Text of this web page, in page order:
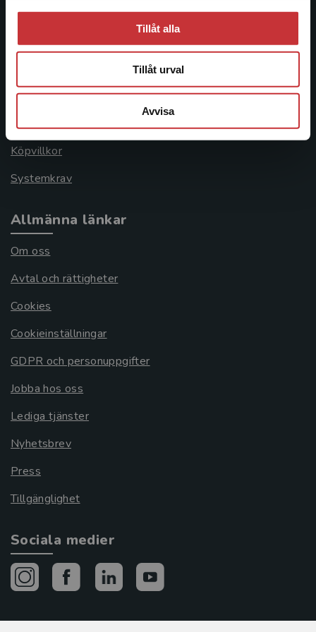
Tillåt alla
Tillåt urval
Avvisa
046-31 21 00
Frågor och svar
Köpvillkor
Systemkrav
Allmänna länkar
Om oss
Avtal och rättigheter
Cookies
Cookieinställningar
GDPR och personuppgifter
Jobba hos oss
Lediga tjänster
Nyhetsbrev
Press
Tillgänglighet
Sociala medier